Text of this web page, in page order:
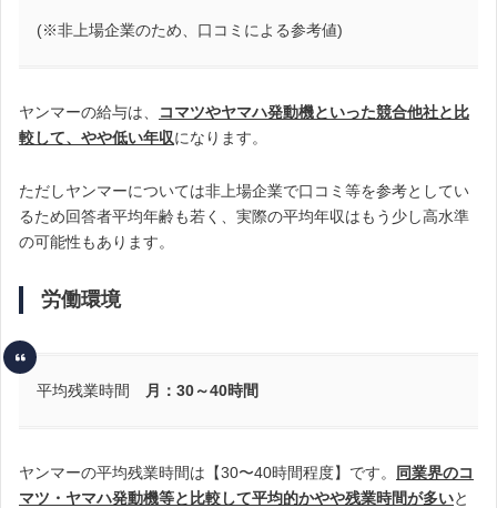
(※非上場企業のため、口コミによる参考値)
ヤンマーの給与は、 コマツやヤマハ発動機といった競合他社と比
較して、やや低い年収になります。
ただしヤンマーについては非上場企業で口コミ等を参考としてい
るため回答者平均年齢も若く、実際の平均年収はもう少し高水準
の可能性もあります。
労働環境
平均残業時間 月：30～40時間
ヤンマーの平均残業時間は【30〜40時間程度】です。
同業界のコ
マツ・ヤマハ発動機等と比較して平均的かやや残業時間が多いと